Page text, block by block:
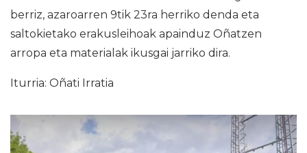
berriz, azaroarren 9tik 23ra herriko denda eta
saltokietako erakusleihoak apainduz Oñatzen
arropa eta materialak ikusgai jarriko dira.
Iturria: Oñati Irratia